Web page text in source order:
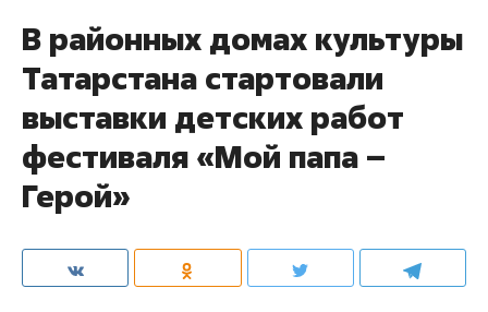
В районных домах культуры
Татарстана стартовали
выставки детских работ
фестиваля «Мой папа –
Герой»